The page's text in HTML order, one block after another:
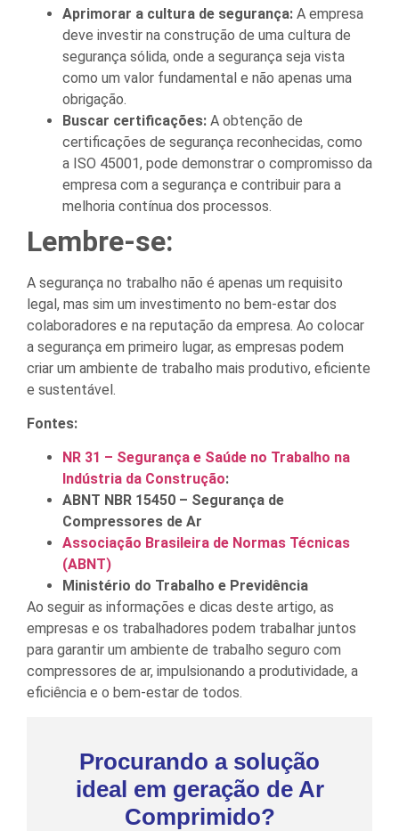
Aprimorar a cultura de segurança: A empresa
deve investir na construção de uma cultura de
segurança sólida, onde a segurança seja vista
como um valor fundamental e não apenas uma
obrigação.
Buscar certificações: A obtenção de
certificações de segurança reconhecidas, como
a ISO 45001, pode demonstrar o compromisso da
empresa com a segurança e contribuir para a
melhoria contínua dos processos.
Lembre-se:
A segurança no trabalho não é apenas um requisito
legal, mas sim um investimento no bem-estar dos
colaboradores e na reputação da empresa. Ao colocar
a segurança em primeiro lugar, as empresas podem
criar um ambiente de trabalho mais produtivo, eficiente
e sustentável.
Fontes:
NR 31 – Segurança e Saúde no Trabalho na
Indústria da Construção:
ABNT NBR 15450 – Segurança de
Compressores de Ar
Associação Brasileira de Normas Técnicas
(ABNT)
Ministério do Trabalho e Previdência
Ao seguir as informações e dicas deste artigo, as
empresas e os trabalhadores podem trabalhar juntos
para garantir um ambiente de trabalho seguro com
compressores de ar, impulsionando a produtividade, a
eficiência e o bem-estar de todos.
Procurando a solução
ideal em geração de Ar
Comprimido?